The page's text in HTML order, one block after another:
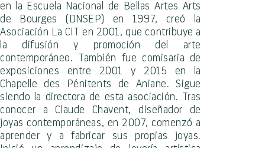
en la Escuela Nacional de Bellas Artes Arts
de Bourges (DNSEP) en 1997, creó la
Asociación La CIT en 2001, que contribuye a
la difusión y promoción del arte
contemporáneo. También fue comisaria de
exposiciones entre 2001 y 2015 en la
Chapelle des Pénitents de Aniane. Sigue
siendo la directora de esta asociación. Tras
conocer a Claude Chavent, diseñador de
joyas contemporáneas, en 2007, comenzó a
aprender y a fabricar sus propias joyas.